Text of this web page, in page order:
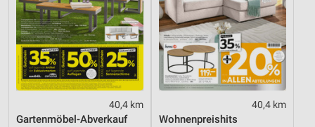
40,4 km
Gartenmöbel-Abverkauf
40,4 km
Wohnenpreishits